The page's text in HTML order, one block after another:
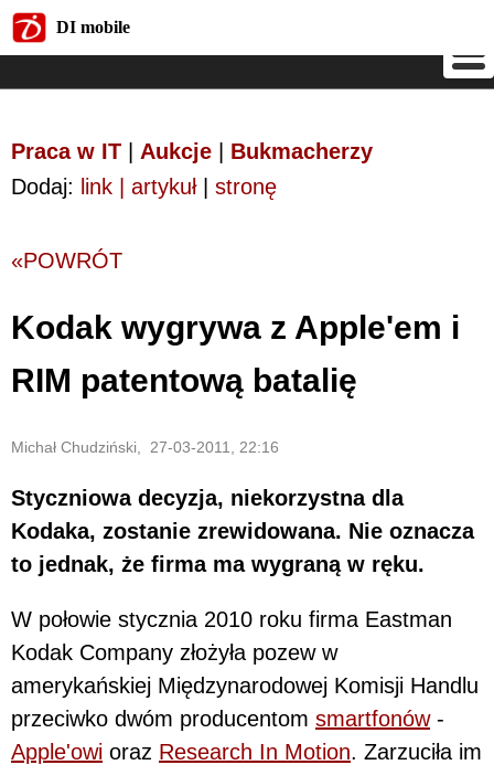
DI mobile
Praca w IT Aukcje
Bukmacherzy
Dodaj: link | artykuł| stronę
«POWRÓT
Kodak wygrywa z Apple'em i
RIM patentową batalię
Michał Chudziński, 27-03-2011, 22:16
Styczniowa decyzja, niekorzystna dla
Kodaka, zostanie zrewidowana. Nie oznacza
to jednak, że firma ma wygraną w ręku.
W połowie stycznia 2010 roku firma Eastman
Kodak Company złożyła pozew w
amerykańskiej Międzynarodowej Komisji Handlu
przeciwko dwóm producentom smartfonów-
Apple'owi oraz Research In Motion. Zarzuciła im
DI mobile